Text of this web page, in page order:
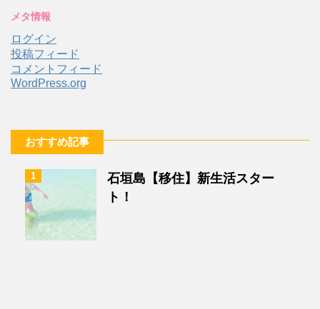
イ
ブ
メタ情報
ログイン
投稿フィード
コメントフィード
WordPress.org
おすすめ記事
1
石垣島【移住】新生活スター
ト！